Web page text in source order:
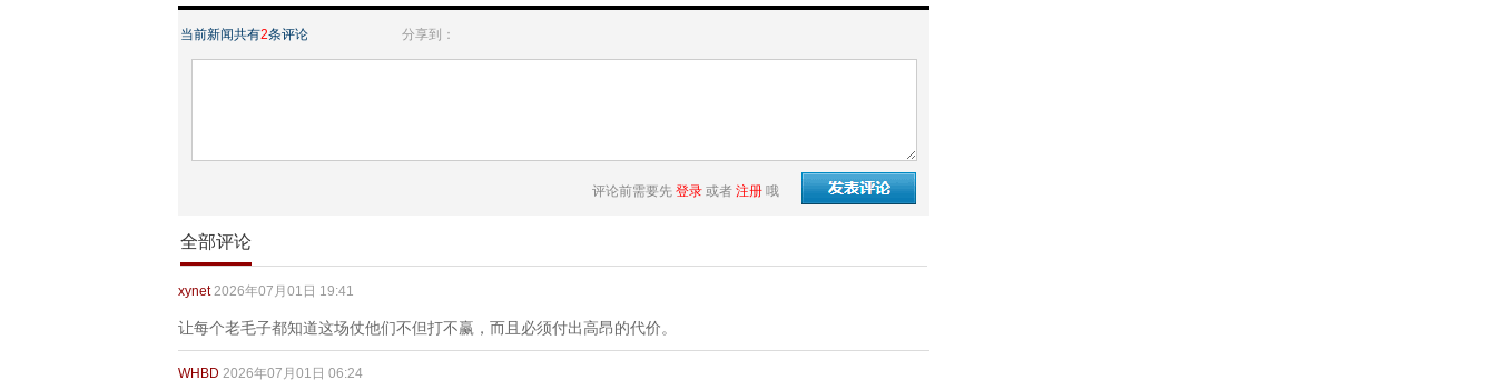
当前新闻共有2条评论 分享到：
评论前需要先 登录 或者 注册 哦
全部评论
xynet 2026年07月01日 19:41
让每个老毛子都知道这场仗他们不但打不赢，而且必须付出高昂的代价。
WHBD 2026年07月01日 06:24